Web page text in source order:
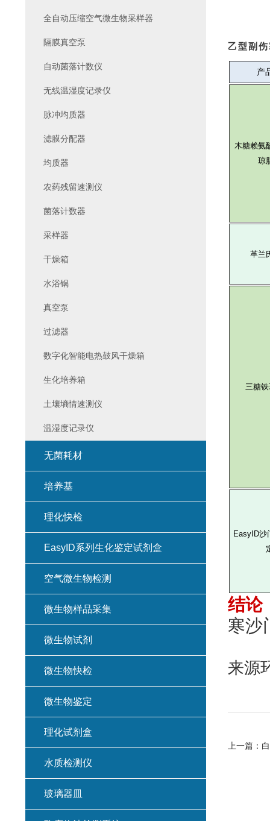
乙型副
产
木糖赖氨
琼
革兰
三糖
EasyID沙
结论
寒沙
来源
上一篇：
全自动压缩空气微生物采样器
隔膜真空泵
自动菌落计数仪
无线温湿度记录仪
脉冲均质器
滤膜分配器
均质器
农药残留速测仪
菌落计数器
采样器
干燥箱
水浴锅
真空泵
过滤器
数字化智能电热鼓风干燥箱
生化培养箱
土壤墒情速测仪
温湿度记录仪
无菌耗材
培养基
理化快检
EasyID系列生化鉴定试剂盒
空气微生物检测
微生物样品采集
微生物试剂
微生物快检
微生物鉴定
理化试剂盒
水质检测仪
玻璃器皿